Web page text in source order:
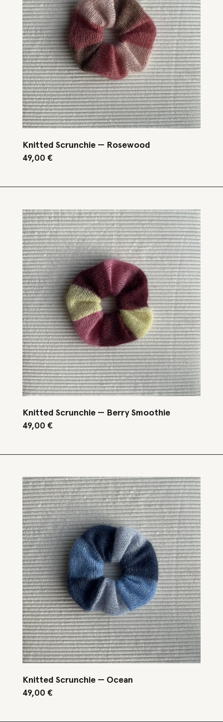
Knitted Scrunchie — Rosewood
49,00 €
Knitted Scrunchie — Berry Smoothie
49,00 €
Knitted Scrunchie — Ocean
49,00 €